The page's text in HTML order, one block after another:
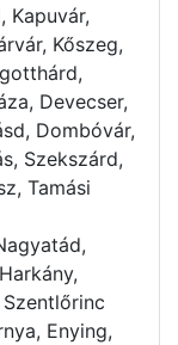
Kapuvár,
Kőszeg,
Devecser,
Dombóvár,
Szekszárd,
Tamási
Enying,